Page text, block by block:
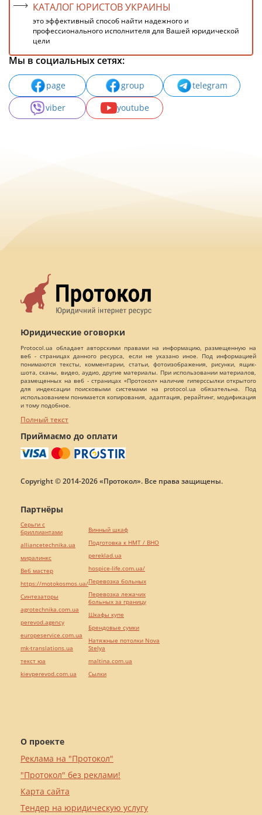
КАТАЛОГ ЮРИСТОВ УКРАИНЫ
это эффективный способ найти надежного и
профессионального исполнителя для Вашей юридической
цели
Мы в социальных сетях:
page group
telegram
viber
youtube
Юридические оговорки
Protocol.ua обладает авторскими правами на информацию, размещенную на
веб - страницах данного ресурса, если не указано иное. Под информацией
понимаются тексты, комментарии, статьи, фотоизображения, рисунки, ящик-
шота, сканы, видео, аудио, другие материалы. При использовании материалов,
размещенных на веб - страницах «Протокол» наличие гиперссылки открытого
для индексации поисковыми системами на protocol.ua обязательна. Под
использованием понимается копирования, адаптация, рерайтинг, модификация
и тому подобное.
Полный текст
Приймаємо до оплати
Copyright © 2014-2026 «Протокол». Все права защищены.
О проекте
Реклама на "Протокол"
"Протокол" без реклами!
Карта сайта
Тендер на юридическую услугу
Партнёры
Серьги с
бриллиантами
alliancetechnika.ua
миралинкс
Веб мастер
https://motokosmos.ua/
Синтезаторы
agrotechnika.com.ua
perevod.agency
europeservice.com.ua
mk-translations.ua
текст юа
kievperevod.com.ua
Винный шкаф
Подготовка к НМТ / ВНО
pereklad.ua
hospice-life.com.ua/
Перевозка больных
Перевозка лежачих
больных за границу
Шкафы купе
Брендовые сумки
Натяжные потолки Nova
Stelya
maltina.com.ua
Cылки